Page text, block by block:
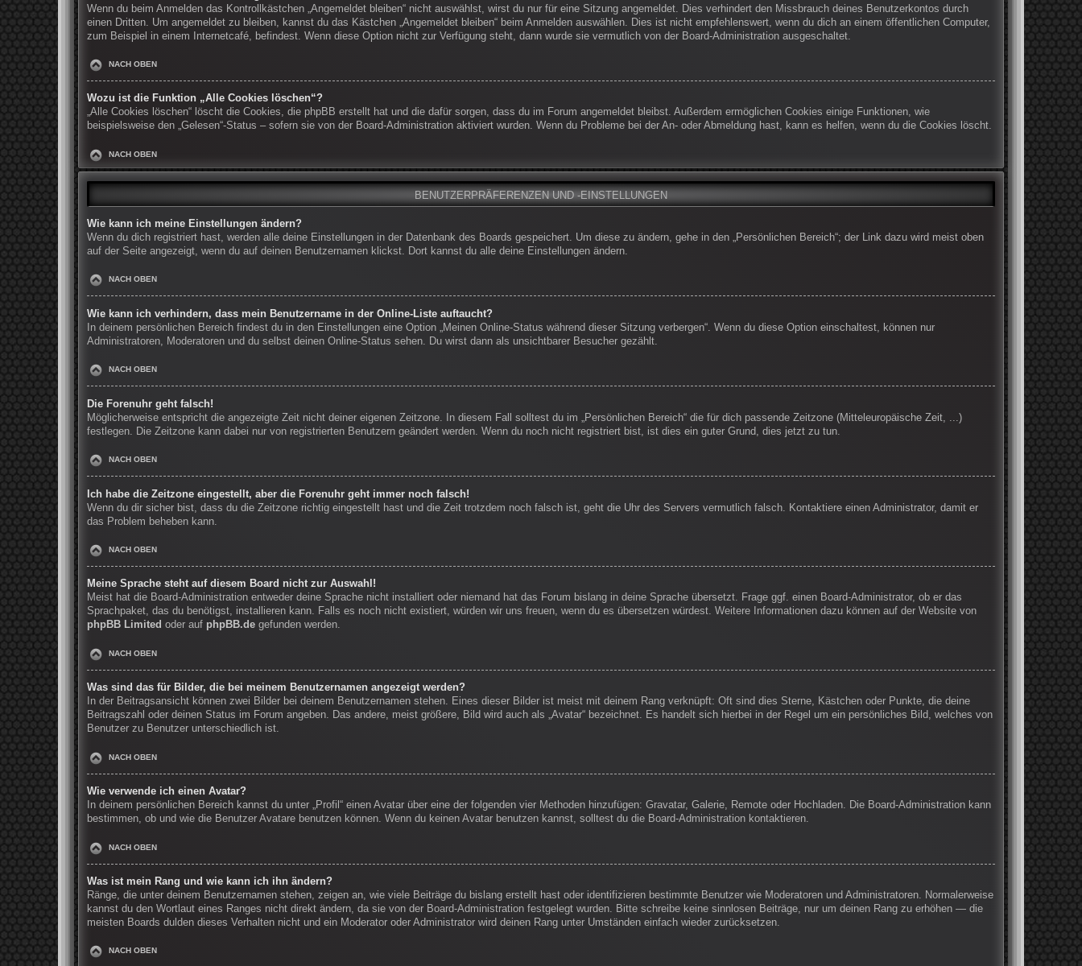
Wenn du beim Anmelden das Kontrollkästchen „Angemeldet bleiben“ nicht auswählst, wirst du nur für eine Sitzung angemeldet. Dies verhindert den Missbrauch deines Benutzerkontos durch
einen Dritten. Um angemeldet zu bleiben, kannst du das Kästchen „Angemeldet bleiben“ beim Anmelden auswählen. Dies ist nicht empfehlenswert, wenn du dich an einem öffentlichen Computer,
zum Beispiel in einem Internetcafé, befindest. Wenn diese Option nicht zur Verfügung steht, dann wurde sie vermutlich von der Board-Administration ausgeschaltet.
NACH OBEN
Wozu ist die Funktion „Alle Cookies löschen“?
„Alle Cookies löschen“ löscht die Cookies, die phpBB erstellt hat und die dafür sorgen, dass du im Forum angemeldet bleibst. Außerdem ermöglichen Cookies einige Funktionen, wie
beispielsweise den „Gelesen“-Status – sofern sie von der Board-Administration aktiviert wurden. Wenn du Probleme bei der An- oder Abmeldung hast, kann es helfen, wenn du die Cookies löscht.
NACH OBEN
BENUTZERPRÄFERENZEN UND -EINSTELLUNGEN
Wie kann ich meine Einstellungen ändern?
Wenn du dich registriert hast, werden alle deine Einstellungen in der Datenbank des Boards gespeichert. Um diese zu ändern, gehe in den „Persönlichen Bereich“; der Link dazu wird meist oben
auf der Seite angezeigt, wenn du auf deinen Benutzernamen klickst. Dort kannst du alle deine Einstellungen ändern.
NACH OBEN
Wie kann ich verhindern, dass mein Benutzername in der Online-Liste auftaucht?
In deinem persönlichen Bereich findest du in den Einstellungen eine Option „Meinen Online-Status während dieser Sitzung verbergen“. Wenn du diese Option einschaltest, können nur
Administratoren, Moderatoren und du selbst deinen Online-Status sehen. Du wirst dann als unsichtbarer Besucher gezählt.
NACH OBEN
Die Forenuhr geht falsch!
Möglicherweise entspricht die angezeigte Zeit nicht deiner eigenen Zeitzone. In diesem Fall solltest du im „Persönlichen Bereich“ die für dich passende Zeitzone (Mitteleuropäische Zeit, ...)
festlegen. Die Zeitzone kann dabei nur von registrierten Benutzern geändert werden. Wenn du noch nicht registriert bist, ist dies ein guter Grund, dies jetzt zu tun.
NACH OBEN
Ich habe die Zeitzone eingestellt, aber die Forenuhr geht immer noch falsch!
Wenn du dir sicher bist, dass du die Zeitzone richtig eingestellt hast und die Zeit trotzdem noch falsch ist, geht die Uhr des Servers vermutlich falsch. Kontaktiere einen Administrator, damit er
das Problem beheben kann.
NACH OBEN
Meine Sprache steht auf diesem Board nicht zur Auswahl!
Meist hat die Board-Administration entweder deine Sprache nicht installiert oder niemand hat das Forum bislang in deine Sprache übersetzt. Frage ggf. einen Board-Administrator, ob er das
Sprachpaket, das du benötigst, installieren kann. Falls es noch nicht existiert, würden wir uns freuen, wenn du es übersetzen würdest. Weitere Informationen dazu können auf der Website von
phpBB Limited oder auf phpBB.de gefunden werden.
NACH OBEN
Was sind das für Bilder, die bei meinem Benutzernamen angezeigt werden?
In der Beitragsansicht können zwei Bilder bei deinem Benutzernamen stehen. Eines dieser Bilder ist meist mit deinem Rang verknüpft: Oft sind dies Sterne, Kästchen oder Punkte, die deine
Beitragszahl oder deinen Status im Forum angeben. Das andere, meist größere, Bild wird auch als „Avatar“ bezeichnet. Es handelt sich hierbei in der Regel um ein persönliches Bild, welches von
Benutzer zu Benutzer unterschiedlich ist.
NACH OBEN
Wie verwende ich einen Avatar?
In deinem persönlichen Bereich kannst du unter „Profil“ einen Avatar über eine der folgenden vier Methoden hinzufügen: Gravatar, Galerie, Remote oder Hochladen. Die Board-Administration kann
bestimmen, ob und wie die Benutzer Avatare benutzen können. Wenn du keinen Avatar benutzen kannst, solltest du die Board-Administration kontaktieren.
NACH OBEN
Was ist mein Rang und wie kann ich ihn ändern?
Ränge, die unter deinem Benutzernamen stehen, zeigen an, wie viele Beiträge du bislang erstellt hast oder identifizieren bestimmte Benutzer wie Moderatoren und Administratoren. Normalerweise
kannst du den Wortlaut eines Ranges nicht direkt ändern, da sie von der Board-Administration festgelegt wurden. Bitte schreibe keine sinnlosen Beiträge, nur um deinen Rang zu erhöhen — die
meisten Boards dulden dieses Verhalten nicht und ein Moderator oder Administrator wird deinen Rang unter Umständen einfach wieder zurücksetzen.
NACH OBEN